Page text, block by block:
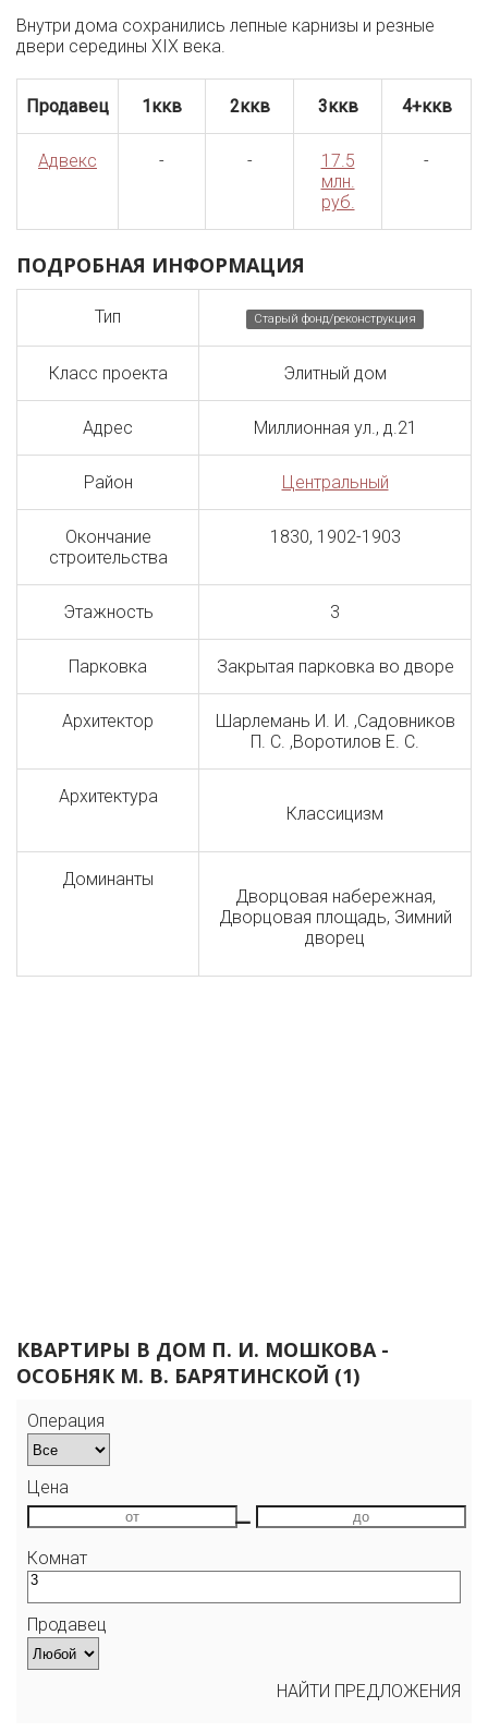
Внутри дома сохранились лепные карнизы и резные
двери середины XIX века.
Продавец 1ккв 2ккв 3ккв 4+ккв
Адвекс - -
17.5
млн.
руб.
-
ПОДРОБНАЯ ИНФОРМАЦИЯ
Тип Старый фонд/реконструкция
Класс проекта Элитный дом
Адрес Миллионная ул., д.21
Район Центральный
Окончание
строительства
1830, 1902-1903
Этажность 3
Парковка Закрытая парковка во дворе
Архитектор
Шарлемань И. И. ,Садовников
П. С. ,Воротилов Е. С.
Архитектура
Классицизм
Доминанты
Дворцовая набережная,
Дворцовая площадь, Зимний
дворец
КВАРТИРЫ В ДОМ П. И. МОШКОВА -
ОСОБНЯК М. В. БАРЯТИНСКОЙ (1)
Операция
Цена
—
Комнат
Продавец
НАЙТИ ПРЕДЛОЖЕНИЯ